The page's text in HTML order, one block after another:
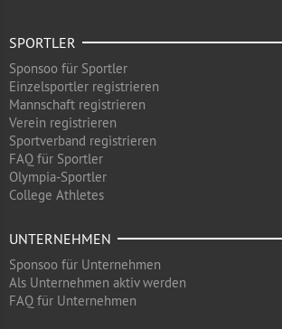
SPORTLER
Sponsoo für Sportler
Einzelsportler registrieren
Mannschaft registrieren
Verein registrieren
Sportverband registrieren
FAQ für Sportler
Olympia-Sportler
College Athletes
UNTERNEHMEN
Sponsoo für Unternehmen
Als Unternehmen aktiv werden
FAQ für Unternehmen